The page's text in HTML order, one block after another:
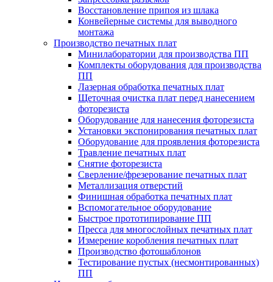
Восстановление припоя из шлака
Конвейерные системы для выводного
монтажа
Производство печатных плат
Минилаборатории для производства ПП
Комплекты оборудования для производства
ПП
Лазерная обработка печатных плат
Щеточная очистка плат перед нанесением
фоторезиста
Оборудование для нанесения фоторезиста
Установки экспонирования печатных плат
Оборудование для проявления фоторезиста
Травление печатных плат
Снятие фоторезиста
Сверление/фрезерование печатных плат
Металлизация отверстий
Финишная обработка печатных плат
Вспомогательное оборудование
Быстрое прототипирование ПП
Пресса для многослойных печатных плат
Измерение коробления печатных плат
Производство фотошаблонов
Тестирование пустых (несмонтированных)
ПП